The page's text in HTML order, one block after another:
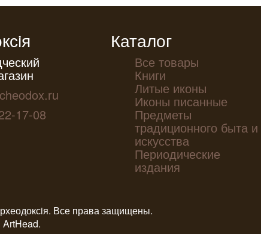
17-08
Каталог
Все товары
Книги
Литые иконы
Иконы писанные
Предметы
традиционного быта и
искусства
Периодические
издания
Все права защищены.
ArtHead.